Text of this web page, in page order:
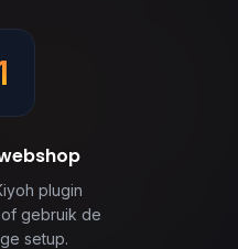
plugin
gebruik de
setup.